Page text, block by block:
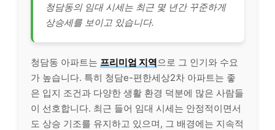
청담동의 임대 시세는 최근 몇 년간 꾸준하게
상승세를 보이고 있습니다.
청담동 아파트는 프리미엄 지역으로 그 인기와 수요
가 높습니다. 특히 청담e-편한세상2차 아파트는 좋
은 입지 조건과 다양한 생활 환경 덕분에 많은 사람들
이 선호합니다. 최근 들어 임대 시세는 안정적이면서
도 상승 기조를 유지하고 있으며, 그 배경에는 지속적